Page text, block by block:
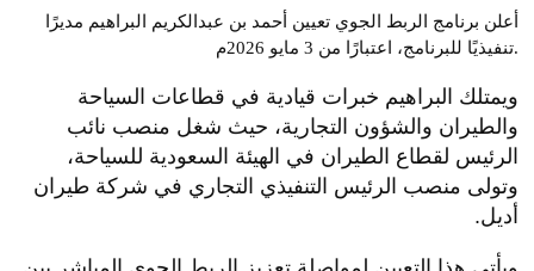
أعلن برنامج الربط الجوي تعيين أحمد بن عبدالكريم البراهيم مديرًا
تنفيذيًا للبرنامج، اعتبارًا من 3 مايو 2026م.
ويمتلك البراهيم خبرات قيادية في قطاعات السياحة
والطيران والشؤون التجارية، حيث شغل منصب نائب
الرئيس لقطاع الطيران في الهيئة السعودية للسياحة،
وتولى منصب الرئيس التنفيذي التجاري في شركة طيران
أديل.